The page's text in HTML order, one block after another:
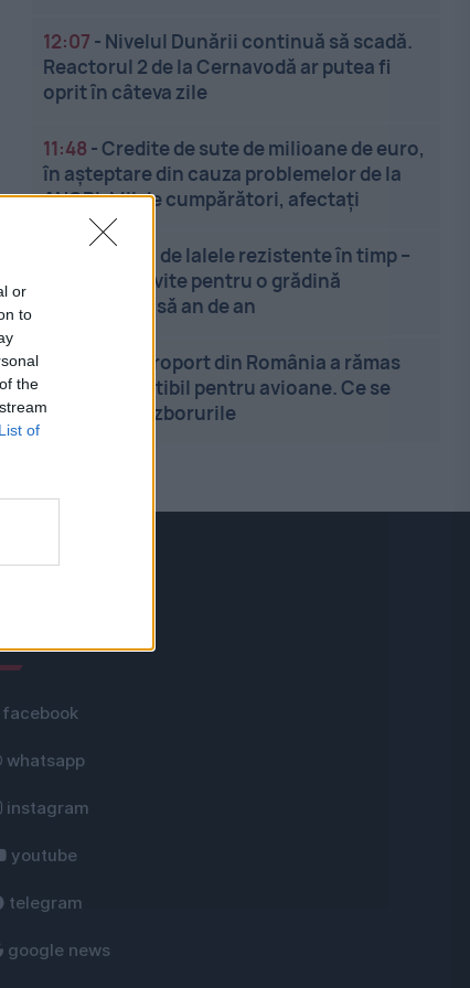
or
to
the
of
12:07 - Nivelul Dunării continuă să scadă.
Reactorul 2 de la Cernavodă ar putea fi
oprit în câteva zile
11:48 -Credite de sute de milioane de euro,
în așteptare din cauza problemelor de la
ANCPI. Mii de cumpărători, afectați
Soiuri de lalele rezistente în timp –
alegeri potrivite pentru o grădină
spectaculoasă an de an
Un aeroport din România a rămas
fără combustibil pentru avioane. Ce se
întâmplă cu zborurile
facebook
whatsapp
instagram
youtube
telegram
google news